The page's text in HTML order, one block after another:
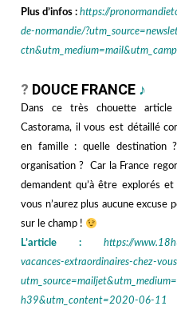
Plus d’infos :https://
de-normandie/
? DOUCE FRANCE ♪
Dans ce très chouette
Castorama, il vous est détaillé
en famille : quelle destination
organisation ? Car la France
demandent qu’à être explorés
vous n’aurez plus aucune excuse
sur le champ !
L’article :
https://
vacances-extraordinaires-chez-
h39&utm_content=2020-06-11